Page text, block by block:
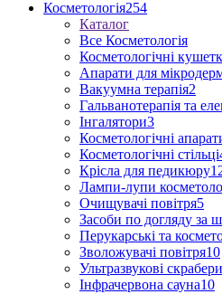
Косметологія254
Каталог
Все Косметологія
Косметологічні
Апарати для
Вакуумна терапія2
Гальванотерапія та
Інгалятори3
Косметологічні
Косметологічні стільці
Крісла для педикюру
Лампи-лупи
Очищувачі повітря5
Засоби по догляду за
Перукарські та
Зволожувачі повітря10
Ультразвукові скрабери
Інфрачервона сауна10